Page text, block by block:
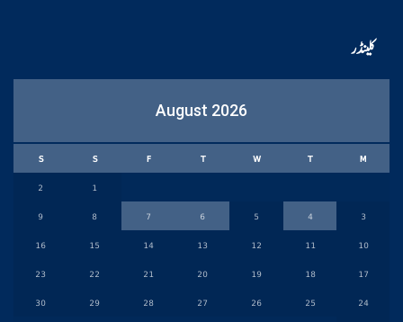
کلینڈر
August 2026
M
T
W
T
F
S
S
1
2
3
4
5
6
7
8
9
10
11
12
13
14
15
16
17
18
19
20
21
22
23
24
25
26
27
28
29
30